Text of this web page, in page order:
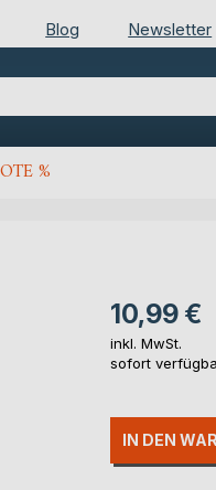
Blog Newsletter
%
10,99 €
inkl. MwSt.
sofort
IN DEN